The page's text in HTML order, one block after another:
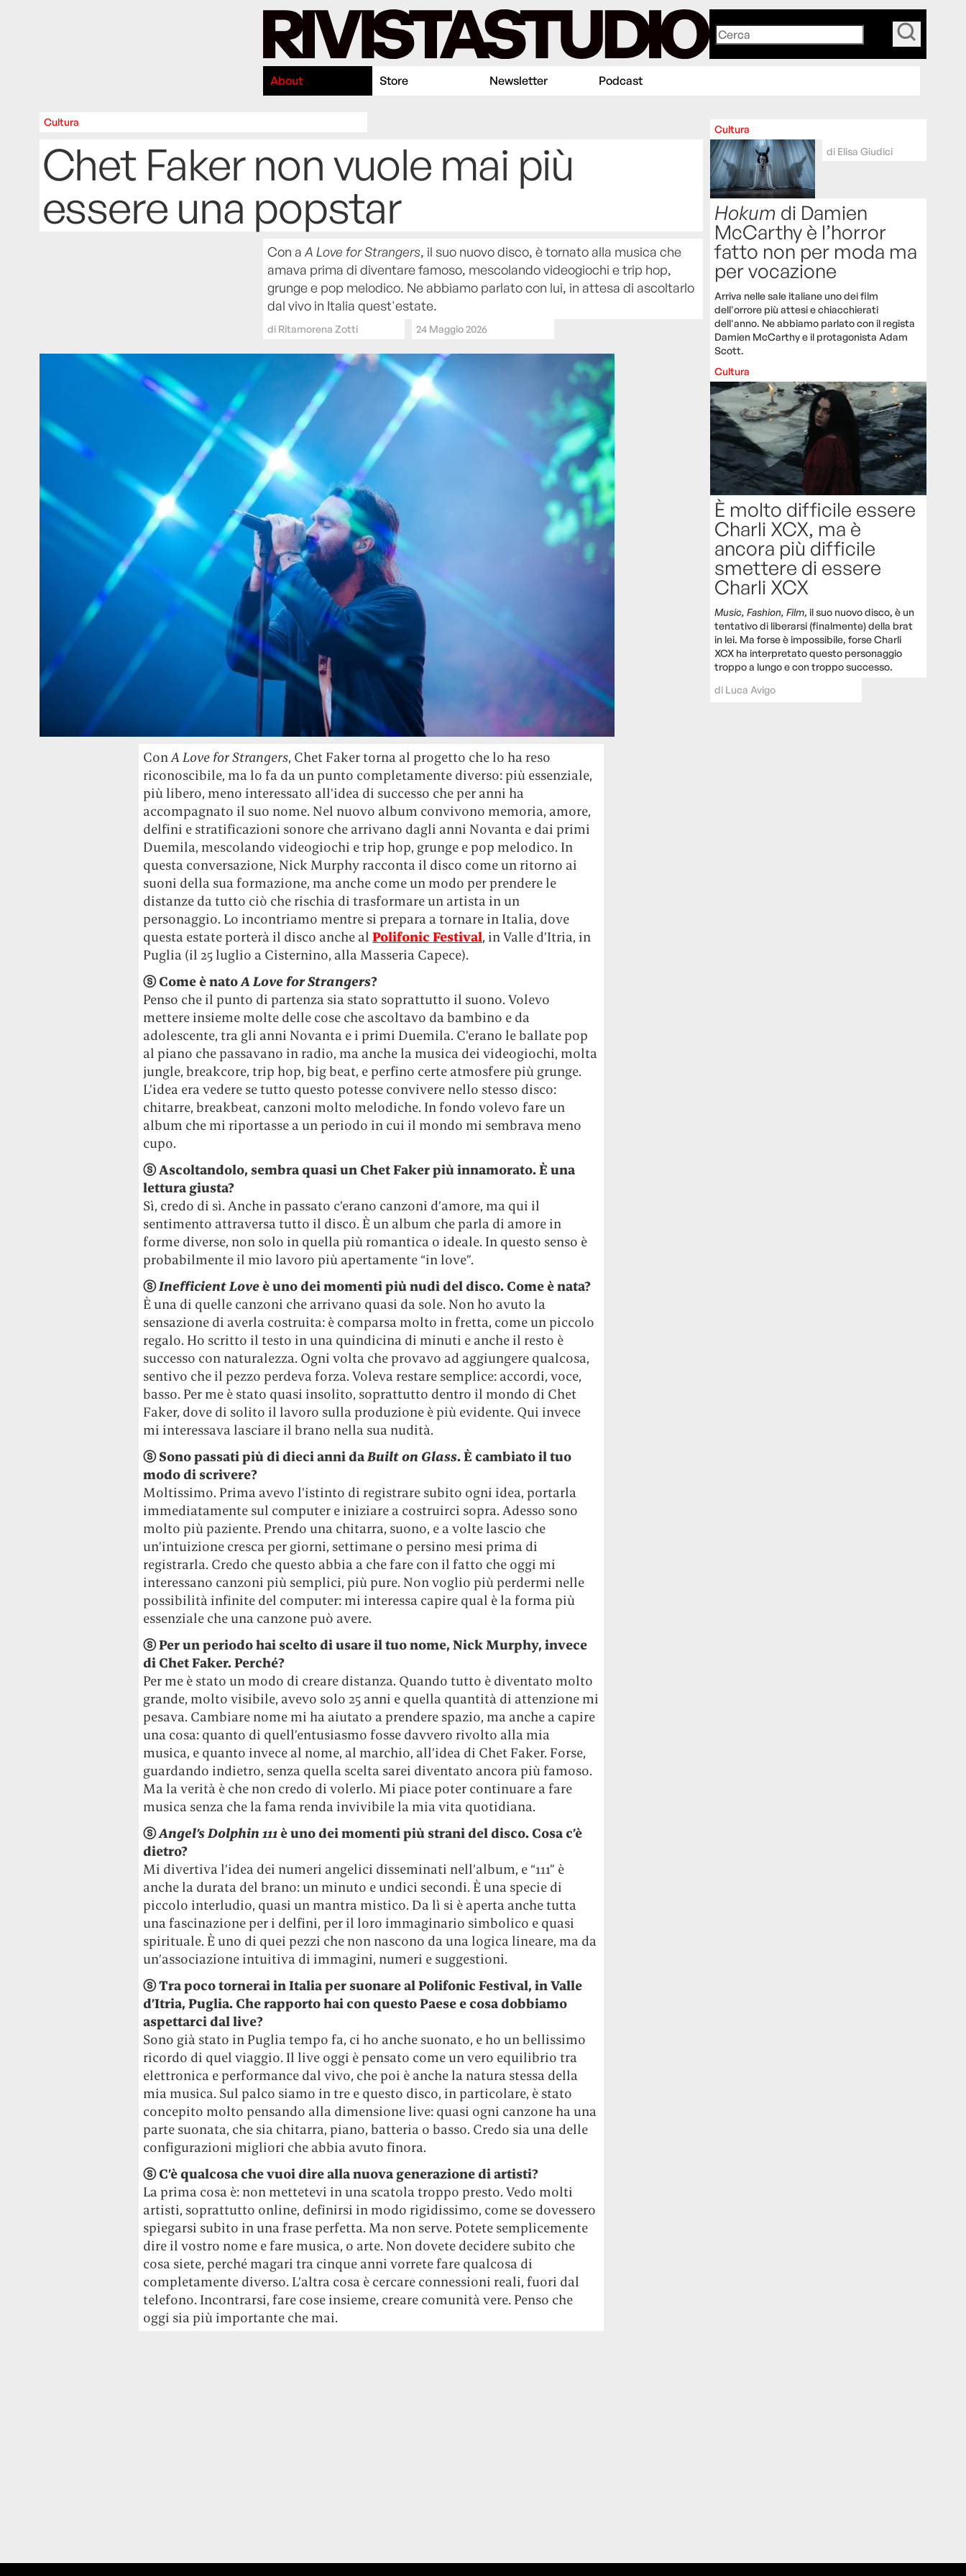
About Store Newsletter Podcast
Cultura
Chet Faker non vuole mai più
essere una popstar
Con a A Love for Strangers, il suo nuovo disco, è tornato alla musica che
amava prima di diventare famoso, mescolando videogiochi e trip hop,
grunge e pop melodico. Ne abbiamo parlato con lui, in attesa di ascoltarlo
dal vivo in Italia quest'estate.
di Ritamorena Zotti 24 Maggio 2026
ConA Love for Strangers, Chet Faker torna al progetto che lo ha reso
riconoscibile, ma lo fa da un punto completamente diverso: più essenziale,
più libero, meno interessato all’idea di successo che per anni ha
accompagnato il suo nome. Nel nuovo album convivono memoria, amore,
delfini e stratificazioni sonore che arrivano dagli anni Novanta e dai primi
Duemila, mescolando videogiochi e trip hop, grunge e pop melodico. In
questa conversazione, Nick Murphy racconta il disco come un ritorno ai
suoni della sua formazione, ma anche come un modo per prendere le
distanze da tutto ciò che rischia di trasformare un artista in un
personaggio. Lo incontriamo mentre si prepara a tornare in Italia, dove
questa estate porterà il disco anche alPolifonic Festival, in Valle d’Itria, in
Puglia (il 25 luglio a Cisternino, alla Masseria Capece).
ⓢCome è natoA Love for Strangers?
Penso che il punto di partenza sia stato soprattutto il suono. Volevo
mettere insieme molte delle cose che ascoltavo da bambino e da
adolescente, tra gli anni Novanta e i primi Duemila. C’erano le ballate pop
al piano che passavano in radio, ma anche la musica dei videogiochi, molta
jungle, breakcore, trip hop, big beat, e perfino certe atmosfere più grunge.
L’idea era vedere se tutto questo potesse convivere nello stesso disco:
chitarre, breakbeat, canzoni molto melodiche. In fondo volevo fare un
album che mi riportasse a un periodo in cui il mondo mi sembrava meno
cupo.
ⓢAscoltandolo, sembra quasi un Chet Faker più innamorato. È una
lettura giusta?
Sì, credo di sì. Anche in passato c’erano canzoni d’amore, ma qui il
sentimento attraversa tutto il disco. È un album che parla di amore in
forme diverse, non solo in quella più romantica o ideale. In questo senso è
probabilmente il mio lavoro più apertamente “in love”.
ⓢInefficient Loveè uno dei momenti più nudi del disco. Come è nata?
È una di quelle canzoni che arrivano quasi da sole. Non ho avuto la
sensazione di averla costruita: è comparsa molto in fretta, come un piccolo
regalo. Ho scritto il testo in una quindicina di minuti e anche il resto è
successo con naturalezza. Ogni volta che provavo ad aggiungere qualcosa,
sentivo che il pezzo perdeva forza. Voleva restare semplice: accordi, voce,
basso. Per me è stato quasi insolito, soprattutto dentro il mondo di Chet
Faker, dove di solito il lavoro sulla produzione è più evidente. Qui invece
mi interessava lasciare il brano nella sua nudità.
ⓢSono passati più di dieci anni daBuilt on Glass. È cambiato il tuo
modo di scrivere?
Moltissimo. Prima avevo l’istinto di registrare subito ogni idea, portarla
immediatamente sul computer e iniziare a costruirci sopra. Adesso sono
molto più paziente. Prendo una chitarra, suono, e a volte lascio che
un’intuizione cresca per giorni, settimane o persino mesi prima di
registrarla. Credo che questo abbia a che fare con il fatto che oggi mi
interessano canzoni più semplici, più pure. Non voglio più perdermi nelle
possibilità infinite del computer: mi interessa capire qual è la forma più
essenziale che una canzone può avere.
ⓢPer un periodo hai scelto di usare il tuo nome, Nick Murphy, invece
di Chet Faker. Perché?
Per me è stato un modo di creare distanza. Quando tutto è diventato molto
grande, molto visibile, avevo solo 25 anni e quella quantità di attenzione mi
pesava. Cambiare nome mi ha aiutato a prendere spazio, ma anche a capire
una cosa: quanto di quell’entusiasmo fosse davvero rivolto alla mia
musica, e quanto invece al nome, al marchio, all’idea di Chet Faker. Forse,
guardando indietro, senza quella scelta sarei diventato ancora più famoso.
Ma la verità è che non credo di volerlo. Mi piace poter continuare a fare
musica senza che la fama renda invivibile la mia vita quotidiana.
ⓢAngel’s Dolphin 111è uno dei momenti più strani del disco. Cosa c’è
dietro?
Mi divertiva l’idea dei numeri angelici disseminati nell’album, e “111” è
anche la durata del brano: un minuto e undici secondi. È una specie di
piccolo interludio, quasi un mantra mistico. Da lì si è aperta anche tutta
una fascinazione per i delfini, per il loro immaginario simbolico e quasi
spirituale. È uno di quei pezzi che non nascono da una logica lineare, ma da
un’associazione intuitiva di immagini, numeri e suggestioni.
ⓢTra poco tornerai in Italia per suonare al Polifonic Festival, in Valle
d’Itria, Puglia. Che rapporto hai con questo Paese e cosa dobbiamo
aspettarci dal live?
Sono già stato in Puglia tempo fa, ci ho anche suonato, e ho un bellissimo
ricordo di quel viaggio. Il live oggi è pensato come un vero equilibrio tra
elettronica e performance dal vivo, che poi è anche la natura stessa della
mia musica. Sul palco siamo in tre e questo disco, in particolare, è stato
concepito molto pensando alla dimensione live: quasi ogni canzone ha una
parte suonata, che sia chitarra, piano, batteria o basso. Credo sia una delle
configurazioni migliori che abbia avuto finora.
ⓢC’è qualcosa che vuoi dire alla nuova generazione di artisti?
La prima cosa è: non mettetevi in una scatola troppo presto. Vedo molti
artisti, soprattutto online, definirsi in modo rigidissimo, come se dovessero
spiegarsi subito in una frase perfetta. Ma non serve. Potete semplicemente
dire il vostro nome e fare musica, o arte. Non dovete decidere subito che
cosa siete, perché magari tra cinque anni vorrete fare qualcosa di
completamente diverso. L’altra cosa è cercare connessioni reali, fuori dal
telefono. Incontrarsi, fare cose insieme, creare comunità vere. Penso che
oggi sia più importante che mai.
Cultura
di Elisa Giudici
Hokum di Damien
McCarthy è l’horror
fatto non per moda ma
per vocazione
Arriva nelle sale italiane uno dei film
dell'orrore più attesi e chiacchierati
dell'anno. Ne abbiamo parlato con il regista
Damien McCarthy e il protagonista Adam
Scott.
Cultura
È molto difficile essere
Charli XCX, ma è
ancora più difficile
smettere di essere
Charli XCX
Music, Fashion, Film, il suo nuovo disco, è un
tentativo di liberarsi (finalmente) della brat
in lei. Ma forse è impossibile, forse Charli
XCX ha interpretato questo personaggio
troppo a lungo e con troppo successo.
di Luca Avigo